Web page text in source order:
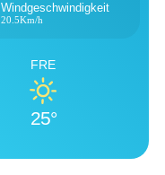
Windgeschwindigkeit
20.5Km/h
FRE
25°